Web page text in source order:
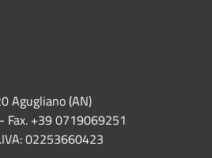
Agugliano (AN)
Fax. +39 0719069251
02253660423